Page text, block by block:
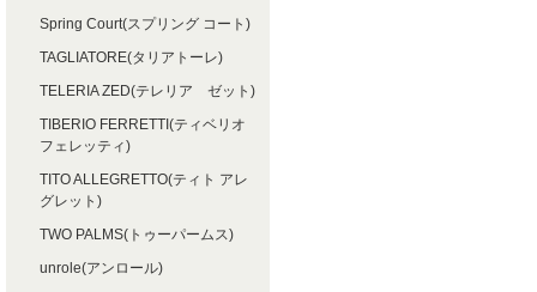
Spring Court(スプリング コート)
TAGLIATORE(タリアトーレ)
TELERIA ZED(テレリア ゼット)
TIBERIO FERRETTI(ティベリオ
フェレッティ)
TITO ALLEGRETTO(ティト アレ
グレット)
TWO PALMS(トゥーパームス)
unrole(アンロール)